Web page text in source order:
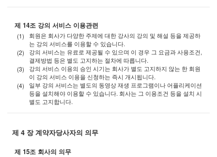
제 14조 강의 서비스 이용관련
회원은 회사가 다양한 주제에 대한 강사의 강의 및 해설 등을 제공하
는 강의 서비스를 이용할 수 있습니다.
강의 서비스는 유료로 제공될 수 있으며 이 경우 그 요금과 사용조건,
결제방법 등은 별도 고지하는 절차에 따릅니다.
강의 서비스 이용의 승인 시기는 회사가 별도 고지하지 않는 한 회원
이 강의 서비스 이용을 신청하는 즉시 개시됩니다.
일부 강의 서비스는 별도의 동영상 재생 프로그램이나 어플리케이션
등을 설치해야 이용할 수 있습니다. 회사는 그 이용조건 등을 설치 시
별도 고지합니다.
제 4 장 계약자당사자의 의무
제 15조 회사의 의무